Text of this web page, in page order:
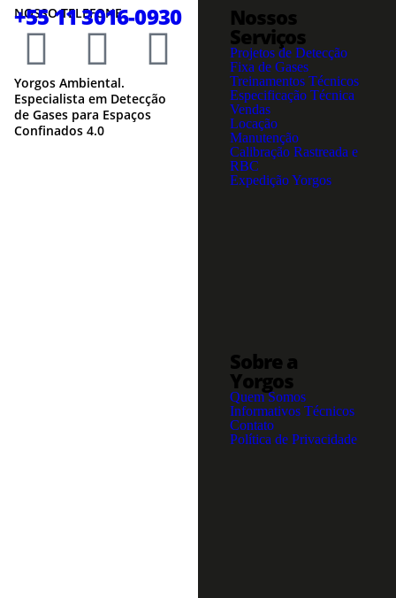
NOSSO TELEFONE
+55 11 3016-0930
Yorgos Ambiental.
Especialista em Detecção
de Gases para Espaços
Confinados 4.0
Nossos
Serviços
Projetos de Detecção
Fixa de Gases
Treinamentos Técnicos
Especificação Técnica
Vendas
Locação
Manutenção
Calibração Rastreada e
RBC
Expedição Yorgos
Sobre a
Yorgos
Quem Somos
Informativos Técnicos
Contato
Política de Privacidade